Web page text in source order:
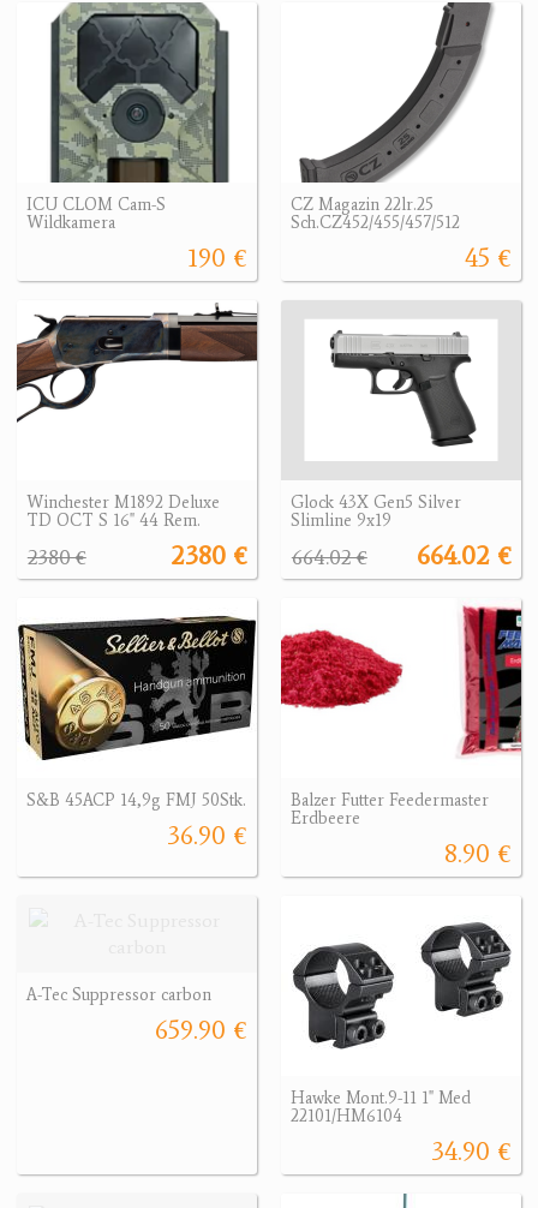
ICU CLOM Cam-S
Wildkamera
190 €
CZ Magazin 22lr.25
Sch.CZ452/455/457/512
45 €
Winchester M1892 Deluxe
TD OCT S 16" 44 Rem.
2380 €
2380 €
Glock 43X Gen5 Silver
Slimline 9x19
664.02 €
664.02 €
S&B 45ACP 14,9g FMJ 50Stk.
36.90 €
Balzer Futter Feedermaster
Erdbeere
8.90 €
A-Tec Suppressor carbon
659.90 €
Hawke Mont.9-11 1" Med
22101/HM6104
34.90 €